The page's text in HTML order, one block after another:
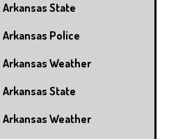
State
Police
Weather
State
Weather